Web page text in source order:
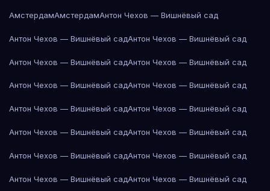
АмстердамАмстердамАнтон Чехов — Вишнёвый сад
Антон Чехов — Вишнёвый садАнтон Чехов — Вишнёвый сад
Антон Чехов — Вишнёвый садАнтон Чехов — Вишнёвый сад
Антон Чехов — Вишнёвый садАнтон Чехов — Вишнёвый сад
Антон Чехов — Вишнёвый садАнтон Чехов — Вишнёвый сад
Антон Чехов — Вишнёвый садАнтон Чехов — Вишнёвый сад
Антон Чехов — Вишнёвый садАнтон Чехов — Вишнёвый сад
Антон Чехов — Вишнёвый садАнтон Чехов — Вишнёвый сад